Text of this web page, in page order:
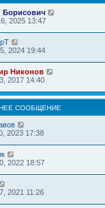
Борисович
2025 13:47
2024 19:44
Никонов
2017 14:40
СООБЩЕНИЕ
2023 17:38
2022 18:57
2021 11:26